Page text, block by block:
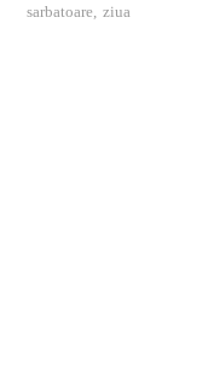
sarbatoare, ziua